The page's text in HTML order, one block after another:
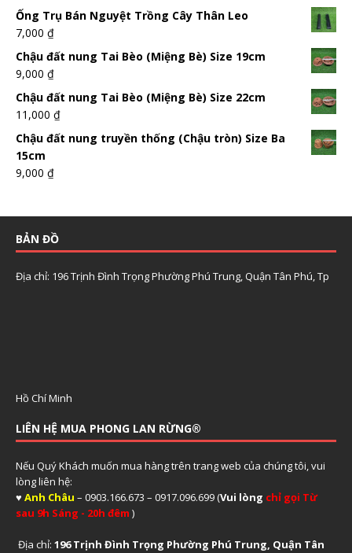
Ống Trụ Bán Nguyệt Trồng Cây Thân Leo
7,000 ₫
Chậu đất nung Tai Bèo (Miệng Bè) Size 19cm
9,000 ₫
Chậu đất nung Tai Bèo (Miệng Bè) Size 22cm
11,000 ₫
Chậu đất nung truyền thống (Chậu tròn) Size Ba
15cm
9,000 ₫
BẢN ĐỒ
Địa chỉ: 196 Trịnh Đình Trọng Phường Phú Trung, Quận Tân Phú, Tp
Hồ Chí Minh
LIÊN HỆ MUA PHONG LAN RỪNG®
Nếu Quý Khách muốn mua hàng trên trang web của chúng tôi, vui
lòng liên hệ:
♥ Anh Châu – 0903.166.673 – 0917.096.699 (Vui lòng chỉ gọi Từ
sau 9h Sáng - 20h đêm )
Địa chỉ: 196 Trịnh Đình Trọng Phường Phú Trung, Quận Tân